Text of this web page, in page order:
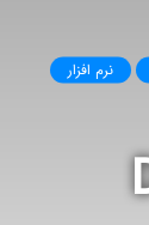
نرم افزار